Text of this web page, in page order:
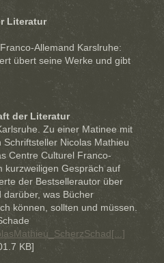
Literatur
Allemand Karslruhe:
übert seine Werke und gibt
der Literatur
Zu einer Matinee mit
Nicolas Mathieu
Centre Culturel Franco-
kurzweiligen Gespräch auf
der Bestsellerautor über
darüber, was Bücher
können, sollten und müssen.
KB]